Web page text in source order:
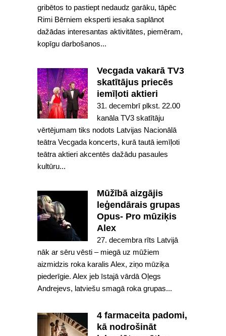
gribētos to pastiept nedaudz garāku, tāpēc
Rimi Bērniem eksperti iesaka saplānot
dažādas interesantas aktivitātes, piemēram,
kopīgu darbošanos...
Vecgada vakarā TV3
skatītājus priecēs
iemīļoti aktieri
31. decembrī plkst. 22.00
kanāla TV3 skatītāju
vērtējumam tiks nodots Latvijas Nacionālā
teātra Vecgada koncerts, kurā tautā iemīļoti
teātra aktieri akcentēs dažādu pasaules
kultūru...
Mūžībā aizgājis
leģendārais grupas
Opus- Pro mūziķis
Alex
27. decembra rīts Latvijā
nāk ar sēru vēsti – miegā uz mūžiem
aizmidzis roka karalis Alex, ziņo mūziķa
piederīgie. Alex jeb īstajā vārdā Oļegs
Andrejevs, latviešu smagā roka grupas...
4 farmaceita padomi,
kā nodrošināt